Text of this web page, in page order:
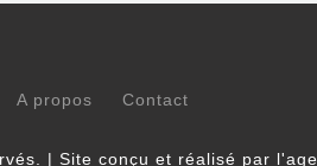
A propos Contact
| Site conçu et réalisé par